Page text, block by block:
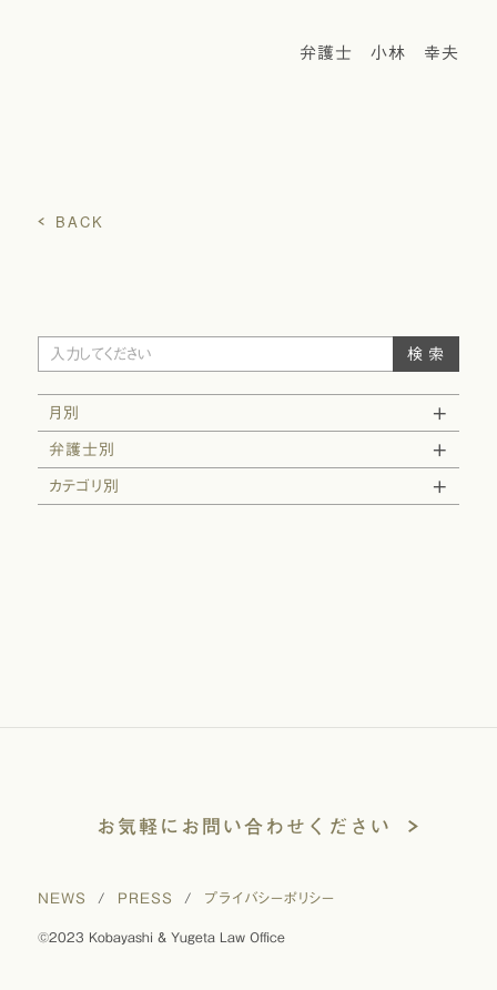
弁護士 小林 幸夫
BACK
月別
弁護士別
カテゴリ別
お気軽にお問い合わせください
NEWS / PRESS / プライバシーポリシー
©2023 Kobayashi & Yugeta Law Office